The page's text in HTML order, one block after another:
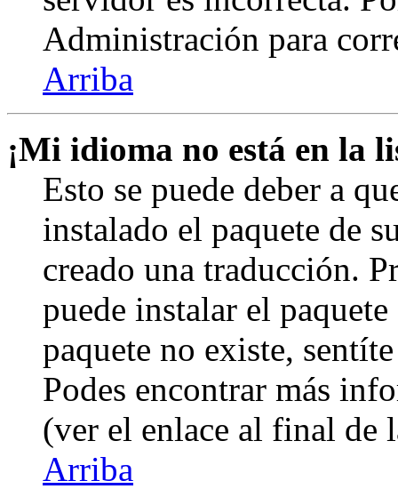
Administración para
Arriba
¡Mi idioma no está en la
Esto se puede deber a
instalado el paquete de
creado una traducción.
puede instalar el
paquete no existe,
Podes encontrar más
(ver el enlace al final de
Arriba